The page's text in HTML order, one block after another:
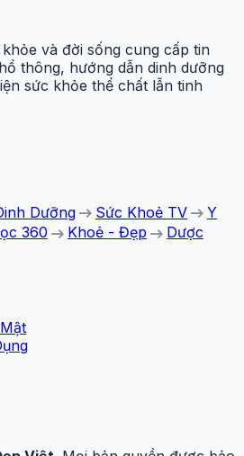
và đời sống cung cấp tin
thông, hướng dẫn dinh dưỡng
sức khỏe thể chất lẫn tinh
Dưỡng arrow_right_alt Sức Khoẻ TV arrow_right_alt Y
360 arrow_right_alt Khoẻ - Đẹp arrow_right_alt Dược